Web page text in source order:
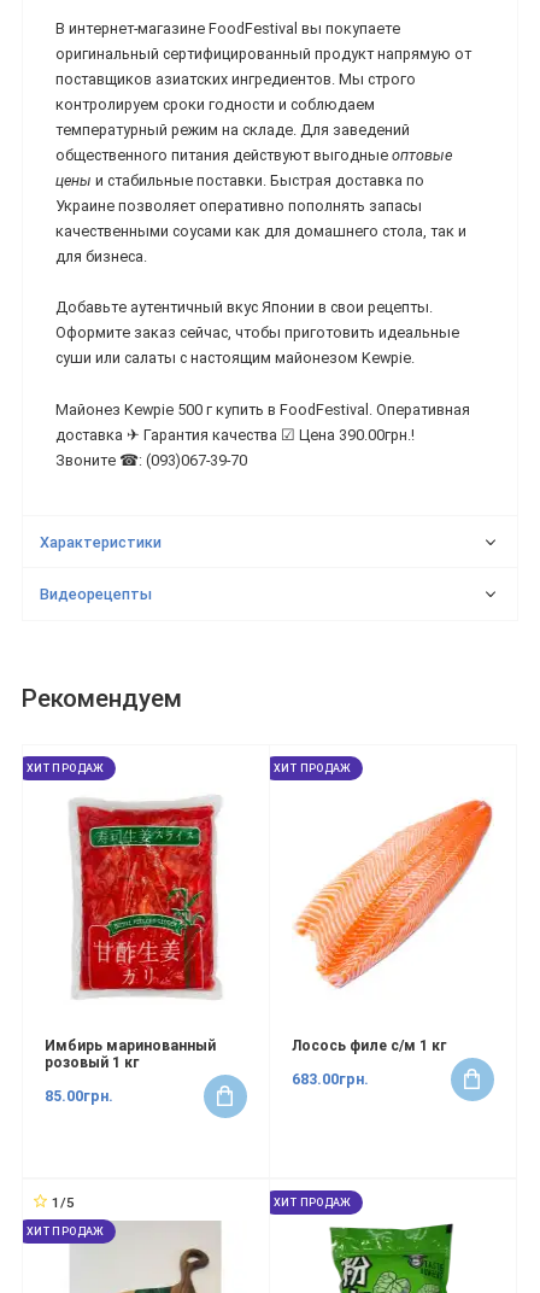
В интернет-магазине FoodFestival вы покупаете
оригинальный сертифицированный продукт напрямую от
поставщиков азиатских ингредиентов. Мы строго
контролируем сроки годности и соблюдаем
температурный режим на складе. Для заведений
общественного питания действуют выгодные оптовые
цены и стабильные поставки. Быстрая доставка по
Украине позволяет оперативно пополнять запасы
качественными соусами как для домашнего стола, так и
для бизнеса.
Добавьте аутентичный вкус Японии в свои рецепты.
Оформите заказ сейчас, чтобы приготовить идеальные
суши или салаты с настоящим майонезом Kewpie.
Майонез Kewpie 500 г купить в FoodFestival. Оперативная
доставка ✈ Гарантия качества ☑ Цена 390.00грн.!
Звоните ☎: (093)067-39-70
Характеристики
Видеорецепты
Рекомендуем
ХИТ ПРОДАЖ
Имбирь маринованный
розовый 1 кг
85.00грн.
ХИТ ПРОДАЖ
Лосось филе с/м 1 кг
683.00грн.
1/5
ХИТ ПРОДАЖ
ХИТ ПРОДАЖ